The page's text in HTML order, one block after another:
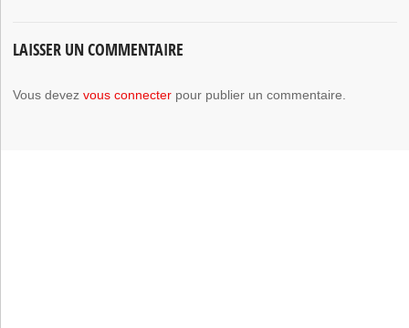
LAISSER UN COMMENTAIRE
Vous devezvous connecter pour publier un commentaire.